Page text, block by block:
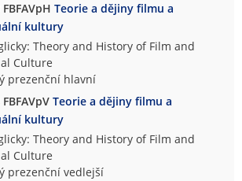
FBFAVpHTeorie a dějiny filmu a
kultury
Theory and History of Film and
Culture
prezenční hlavní
FBFAVpVTeorie a dějiny filmu a
kultury
Theory and History of Film and
Culture
prezenční vedlejší